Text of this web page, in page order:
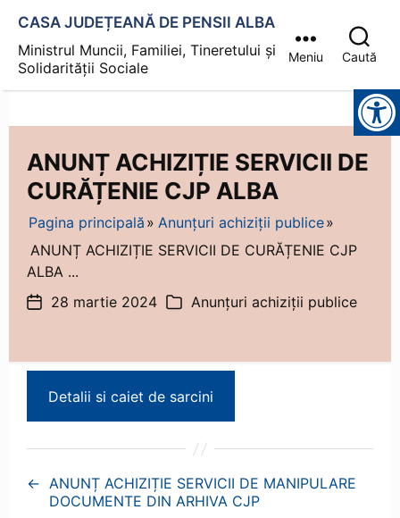
CASA JUDEȚEANĂ DE PENSII ALBA
Ministrul Muncii, Familiei, Tineretului și
Solidarității Sociale
Meniu Caută
Instrumente pentru accesibilitate
ANUNȚ ACHIZIȚIE SERVICII DE
CURĂȚENIE CJP ALBA
Pagina principală
Anunțuri achiziții publice
ANUNȚ ACHIZIȚIE SERVICII DE CURĂȚENIE CJP
ALBA ...
Dată28 martie 2024 Categorii
Anunțuri achiziții publice
Detalii si caiet de sarcini
← ANUNȚ ACHIZIȚIE SERVICII DE MANIPULARE
DOCUMENTE DIN ARHIVA CJP